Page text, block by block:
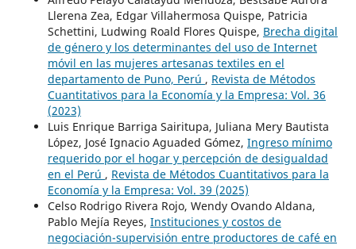
Llerena Zea, Edgar Villahermosa Quispe, Patricia
Schettini, Ludwing Roald Flores Quispe, Brecha digital
de género y los determinantes del uso de Internet
móvil en las mujeres artesanas textiles en el
departamento de Puno, Perú , Revista de Métodos
Cuantitativos para la Economía y la Empresa: Vol. 36
(2023)
Luis Enrique Barriga Sairitupa, Juliana Mery Bautista
López, José Ignacio Aguaded Gómez, Ingreso mínimo
requerido por el hogar y percepción de desigualdad
en el Perú , Revista de Métodos Cuantitativos para la
Economía y la Empresa: Vol. 39 (2025)
Celso Rodrigo Rivera Rojo, Wendy Ovando Aldana,
Pablo Mejía Reyes, Instituciones y costos de
negociación-supervisión entre productores de café en